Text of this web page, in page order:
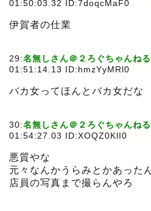
01:50:03.32 ID:7doqcMaF0
伊賀者の仕業
29:名無しさん＠２ろぐちゃんねる
01:51:14.13 ID:hmzYyMRl0
バカ女ってほんとバカ女だな
30:名無しさん＠２ろぐちゃんねる
01:54:27.03 ID:XOQZ0KlI0
悪質やな
元々なんかうらみとかあった
店員の写真まで撮らんやろ